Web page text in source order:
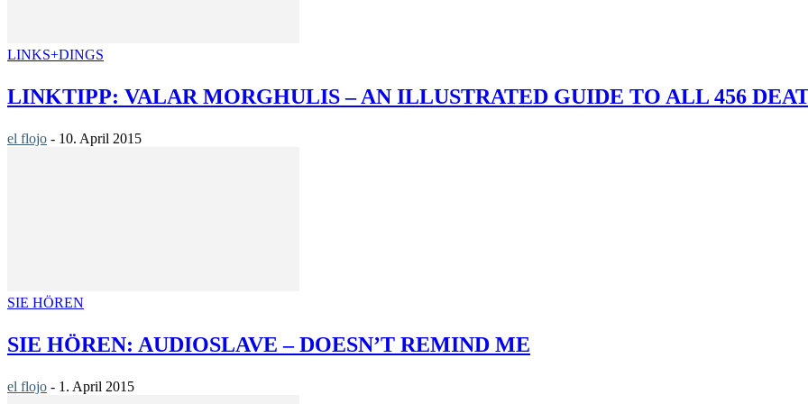
LINKS+DINGS
LINKTIPP: VALAR MORGHULIS – AN ILLUSTRATED GUIDE TO ALL 456
el flojo - 10. April 2015
SIE HÖREN
SIE HÖREN: AUDIOSLAVE – DOESN’T REMIND ME
el flojo - 1. April 2015